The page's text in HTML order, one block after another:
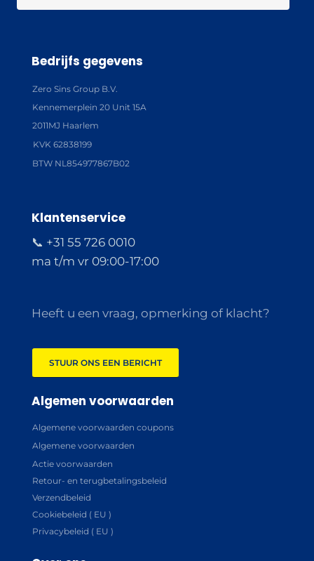
Bedrijfs gegevens
Zero Sins Group B.V.
Kennemerplein 20 Unit 15A
2011MJ Haarlem
KVK 62838199
BTW NL854977867B02
Klantenservice
📞 +31 55 726 0010
ma t/m vr 09:00-17:00
Heeft u een vraag, opmerking of klacht?
STUUR ONS EEN BERICHT
Algemen voorwaarden
Algemene voorwaarden coupons
Algemene voorwaarden
Actie voorwaarden
Retour- en terugbetalingsbeleid
Verzendbeleid
Cookiebeleid ( EU )
Privacybeleid ( EU )